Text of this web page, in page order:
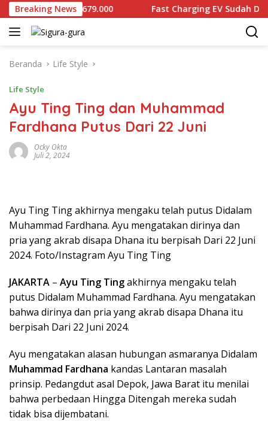
Langsung
ke
konten
Breaking News
Dijual Rp2.679.000 Fast Charging EV Sudah
Beranda Life Style
Life Style
Ayu Ting Ting dan Muhammad
Fardhana Putus Dari 22 Juni
Ocky Okta
Juli 2, 2024
Ayu Ting Ting akhirnya mengaku telah putus Didalam
Muhammad Fardhana. Ayu mengatakan dirinya dan
pria yang akrab disapa Dhana itu berpisah Dari 22 Juni
2024. Foto/Instagram Ayu Ting Ting
JAKARTA – Ayu Ting Tingakhirnya mengaku telah
putus Didalam Muhammad Fardhana. Ayu mengatakan
bahwa dirinya dan pria yang akrab disapa Dhana itu
berpisah Dari 22 Juni 2024.
Ayu mengatakan alasan hubungan asmaranya Didalam
Muhammad Fardhana kandas Lantaran masalah
prinsip. Pedangdut asal Depok, Jawa Barat itu menilai
bahwa perbedaan Hingga Ditengah mereka sudah
tidak bisa dijembatani.